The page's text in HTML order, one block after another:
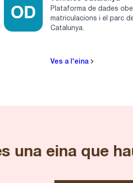
Plataforma de dades
matriculacions i el parc
Catalunya.
Ves a l'eina
una eina que